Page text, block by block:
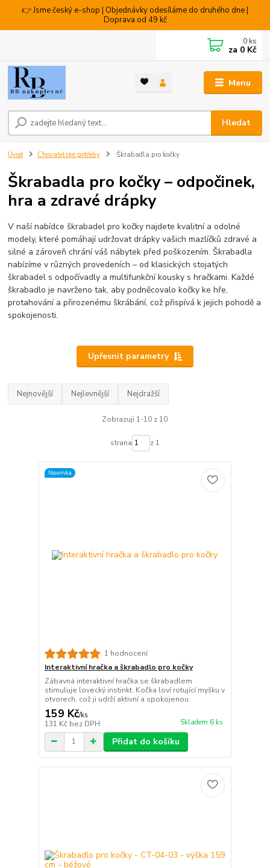
👉 Jsme český e-shop | Objednávky odesíláme do druhého dne |
Doprava od 49 kč
Menu
Hledat
0 ks
za 0 Kč
Úvod Chovatelské potřeby Škrabadla pro kočky
Škrabadla pro kočky – odpočinek,
hra a zdravé drápky
V naší nabídce škrabadel pro kočky najdete kvalitní a odolné
modely, které pomáhají udržovat drápky vašich mazlíčků zdravé a
silné a zároveň chrání váš nábytek před poškozením. Škrabadla
nabízíme v různých provedeních – od klasických stojatých
škrabadel s odpočívadly a multifunkční kousky s hračkami. Každé
škrabadlo je navrženo tak, aby podněcovalo kočky ke hře,
protahování a přirozenému škrábání, což přispívá k jejich pohodě a
spokojenosti.
Upřesnit parametry
Nejnovější Nejlevnější Nejdražší
Zobrazuji 1-10 z 10
strana z 1
Novinka
1 hodnocení
Interaktivní hračka a škrabadlo pro kočky
Zábavná interaktivní hračka se škrabadlem
stimuluje lovecký instinkt. Kočka loví rotující myšku v
otvorech, což ji udrží aktivní a spokojenou.
159 Kč/ks
131 Kč bez DPH Skladem 6 ks
Přidat do košíku